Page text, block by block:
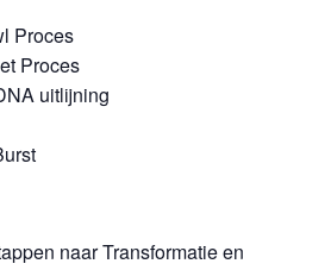
Proces
Proces
uitlijning
naar Transformatie en